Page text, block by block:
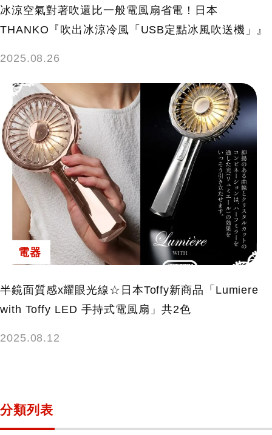
冰涼空氣對著吹還比一般電風扇省電！日本
THANKO『吹出冰涼冷風「USB定點冰風吹送機」』
2025.08.26
電器
半鏡面質感x耀眼光線☆日本Toffy新商品「Lumiere
with Toffy LED 手持式電風扇」共2色
2025.08.12
分類列表